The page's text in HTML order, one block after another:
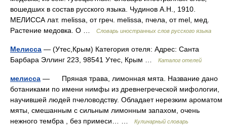
вошедших в состав русского языка. Чудинов А.Н., 1910.
МЕЛИССА лат. melissa, от греч. melissa, пчела, от mel, мед.
Растение медовка. О …
Словарь иностранных слов русского языка
Мелисса — (Утес,Крым) Категория отеля: Адрес: Санта
Барбара Эллинг 223, 98541 Утес, Крым …
Каталог отелей
мелисса — Пряная трава, лимонная мята. Название дано
ботаниками по имени нимфы из древнегреческой мифологии,
научившей людей пчеловодству. Обладает нерезким ароматом
мяты, смешанным с сильным лимонным запахом, очень
нежного тембра , без примеси… …
Кулинарный словарь